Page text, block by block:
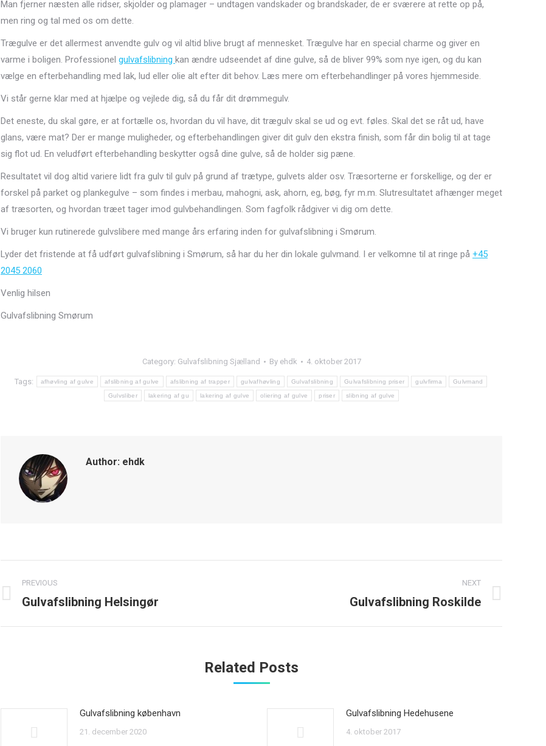
Man fjerner næsten alle ridser, skjolder og plamager – undtagen vandskader og brandskader, de er sværere at rette op på,
men ring og tal med os om dette.
Trægulve er det allermest anvendte gulv og vil altid blive brugt af mennesket. Trægulve har en special charme og giver en
varme i boligen. Professionel gulvafslibning kan ændre udseendet af dine gulve, så de bliver 99% som nye igen, og du kan
vælge en efterbehandling med lak, lud eller olie alt efter dit behov. Læs mere om efterbehandlinger på vores hjemmeside.
Vi står gerne klar med at hjælpe og vejlede dig, så du får dit drømmegulv.
Det eneste, du skal gøre, er at fortælle os, hvordan du vil have, dit trægulv skal se ud og evt. føles. Skal det se råt ud, have
glans, være mat? Der er mange muligheder, og efterbehandlingen giver dit gulv den ekstra finish, som får din bolig til at tage
sig flot ud. En veludført efterbehandling beskytter også dine gulve, så de holder sig pæne.
Resultatet vil dog altid variere lidt fra gulv til gulv på grund af trætype, gulvets alder osv. Træsorterne er forskellige, og der er
forskel på parket og plankegulve – som findes i merbau, mahogni, ask, ahorn, eg, bøg, fyr m.m. Slutresultatet afhænger meget
af træsorten, og hvordan træet tager imod gulvbehandlingen. Som fagfolk rådgiver vi dig om dette.
Vi bruger kun rutinerede gulvslibere med mange års erfaring inden for gulvafslibning i Smørum.
Lyder det fristende at få udført gulvafslibning i Smørum, så har du her din lokale gulvmand. I er velkomne til at ringe på +45
2045 2060
Venlig hilsen
Gulvafslibning Smørum
Category: Gulvafslibning Sjælland By ehdk 4. oktober 2017
Tags: afhøvling af gulve afslibning af gulve afslibning af trapper gulvafhøvling Gulvafslibning Gulvafslibning priser gulvfirma Gulvmand
Gulvsliber lakering af gu lakering af gulve oliering af gulve priser slibning af gulve
Author: ehdk
navigation
PREVIOUS
Previous
Gulvafslibning Helsingør
NEXT
Gulvafslibning Roskilde
Related Posts
Gulvafslibning københavn
21. december 2020
Gulvafslibning Hedehusene
4. oktober 2017